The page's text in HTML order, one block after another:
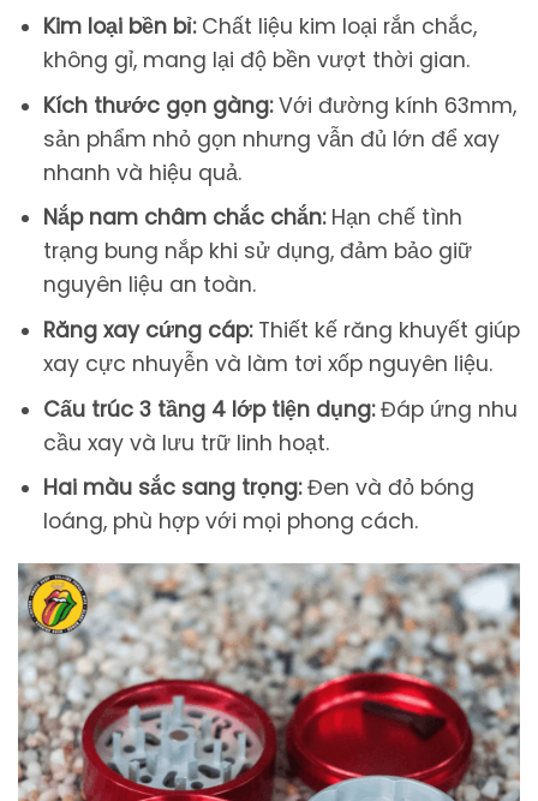
Kim loại bền bỉ:Chất liệu kim loại rắn chắc,
không gỉ, mang lại độ bền vượt thời gian.
Kích thước gọn gàng:Với đường kính 63mm,
sản phẩm nhỏ gọn nhưng vẫn đủ lớn để xay
nhanh và hiệu quả.
Nắp nam châm chắc chắn:Hạn chế tình
trạng bung nắp khi sử dụng, đảm bảo giữ
nguyên liệu an toàn.
Răng xay cứng cáp:Thiết kế răng khuyết giúp
xay cực nhuyễn và làm tơi xốp nguyên liệu.
Cấu trúc 3 tầng 4 lớp tiện dụng:Đáp ứng nhu
cầu xay và lưu trữ linh hoạt.
Hai màu sắc sang trọng:Đen và đỏ bóng
loáng, phù hợp với mọi phong cách.